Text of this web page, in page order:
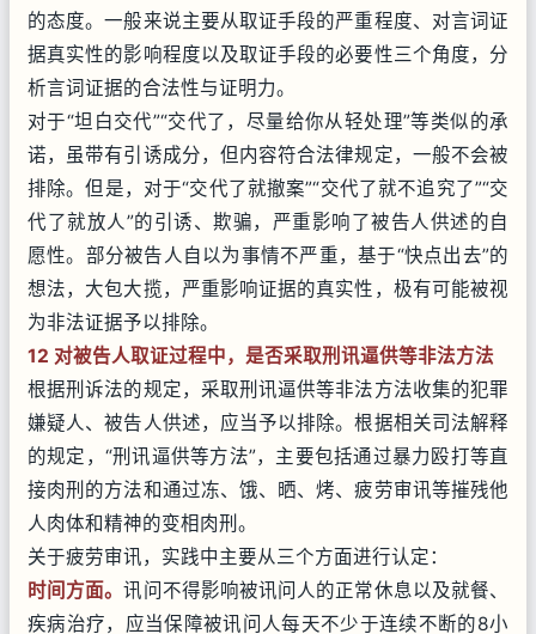
的态度。一般来说主要从取证手段的严重程度、对言词证
据真实性的影响程度以及取证手段的必要性三个角度，分
析言词证据的合法性与证明力。
对于“坦白交代”“交代了，尽量给你从轻处理”等类似的承
诺，虽带有引诱成分，但内容符合法律规定，一般不会被
排除。但是，对于“交代了就撤案”“交代了就不追究了”“交
代了就放人”的引诱、欺骗，严重影响了被告人供述的自
愿性。部分被告人自以为事情不严重，基于“快点出去”的
想法，大包大揽，严重影响证据的真实性，极有可能被视
为非法证据予以排除。
12 对被告人取证过程中，是否采取刑讯逼供等非法方法
根据刑诉法的规定，采取刑讯逼供等非法方法收集的犯罪
嫌疑人、被告人供述，应当予以排除。根据相关司法解释
的规定，“刑讯逼供等方法”，主要包括通过暴力殴打等直
接肉刑的方法和通过冻、饿、晒、烤、疲劳审讯等摧残他
人肉体和精神的变相肉刑。
关于疲劳审讯，实践中主要从三个方面进行认定：
时间方面。讯问不得影响被讯问人的正常休息以及就餐、
疾病治疗，应当保障被讯问人每天不少于连续不断的8小